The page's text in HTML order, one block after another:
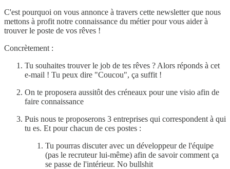
C'est pourquoi on vous annonce à travers cette newsletter que nous
mettons à profit notre connaissance du métier pour vous aider à
trouver le poste de vos rêves !
Concrètement :
Tu souhaites trouver le job de tes rêves ? Alors réponds à cet
e-mail ! Tu peux dire "Coucou", ça suffit !
On te proposera aussitôt des créneaux pour une visio afin de
faire connaissance
Puis nous te proposerons 3 entreprises qui correspondent à qui
tu es. Et pour chacun de ces postes :
Tu pourras discuter avec un développeur de l'équipe
(pas le recruteur lui-même) afin de savoir comment ça
se passe de l'intérieur. No bullshit